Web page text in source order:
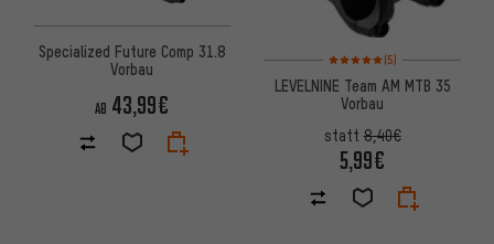
Specialized Future Comp 31.8
Vorbau
AB 43,99€
Bewertungen: 5 von 5
(5)
LEVELNINE Team AM MTB 35
Vorbau
statt8,40€
5,99€